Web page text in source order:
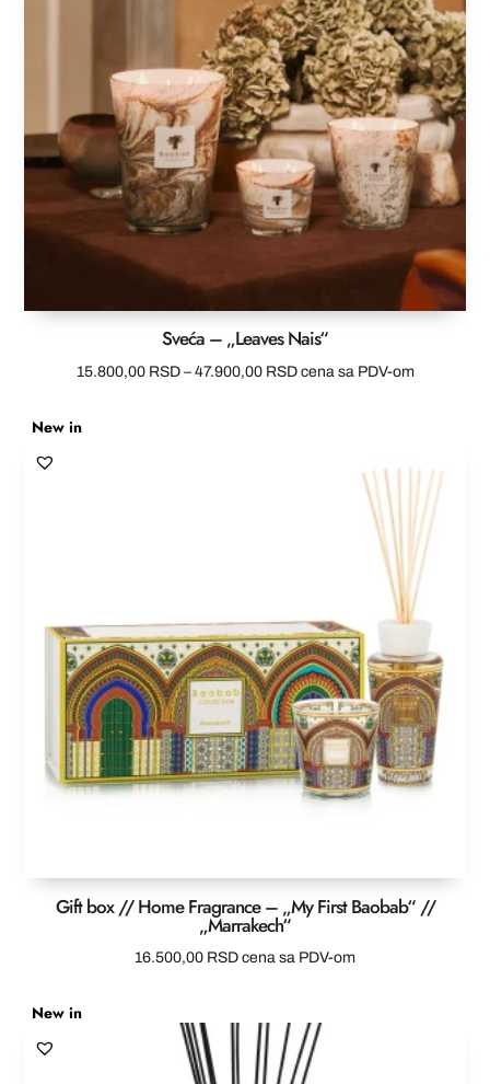
Sveća – „Leaves Nais“
15.800,00 RSD – 47.900,00 RSDRaspon
47.900,00 RSD
cena sa PDV-om
New in
Gift box // Home Fragrance – „My First Baobab“ //
„Marrakech“
16.500,00 RSD cena sa PDV-om
New in